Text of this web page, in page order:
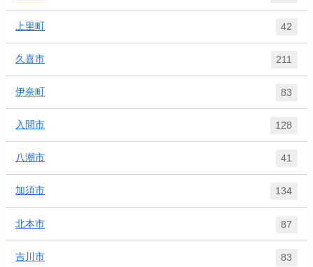
上里町 42
久喜市 211
伊奈町 83
入間市 128
八潮市 41
加須市 134
北本市 87
吉川市 83